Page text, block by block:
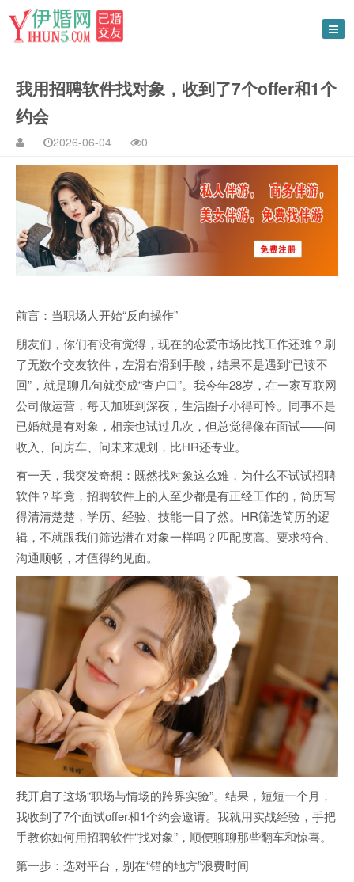
我用招聘软件找对象，收到了7个offer和1个
约会
2026-06-04 0
前言：当职场人开始“反向操作”
朋友们，你们有没有觉得，现在的恋爱市场比找工作还难？刷
了无数个交友软件，左滑右滑到手酸，结果不是遇到“已读不
回”，就是聊几句就变成“查户口”。我今年28岁，在一家互联网
公司做运营，每天加班到深夜，生活圈子小得可怜。同事不是
已婚就是有对象，相亲也试过几次，但总觉得像在面试——问
收入、问房车、问未来规划，比HR还专业。
有一天，我突发奇想：既然找对象这么难，为什么不试试招聘
软件？毕竟，招聘软件上的人至少都是有正经工作的，简历写
得清清楚楚，学历、经验、技能一目了然。HR筛选简历的逻
辑，不就跟我们筛选潜在对象一样吗？匹配度高、要求符合、
沟通顺畅，才值得约见面。
我开启了这场“职场与情场的跨界实验”。结果，短短一个月，
我收到了7个面试offer和1个约会邀请。我就用实战经验，手把
手教你如何用招聘软件“找对象”，顺便聊聊那些翻车和惊喜。
第一步：选对平台，别在“错的地方”浪费时间